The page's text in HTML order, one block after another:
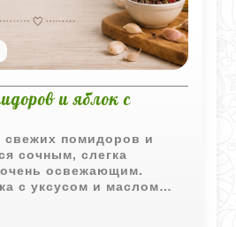
и яблок с
свежих помидоров и
сочным, слегка
освежающим.
с уксусом и маслом
вкус овощей и